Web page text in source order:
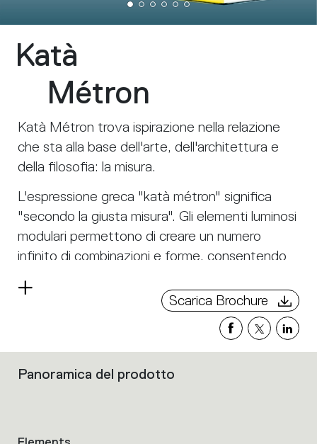
Katà
Métron
Katà Métron trova ispirazione nella relazione
che sta alla base dell'arte, dell'architettura e
della filosofia: la misura.
L'espressione greca "katà métron" significa
"secondo la giusta misura". Gli elementi luminosi
modulari permettono di creare un numero
infinito di combinazioni e forme, consentendo
agli spazi e alle esigenze delle attività che vi si
Presentato nel 2021 con la tecnologia ottica
tipi di emissione luminosa per definire sempre
Leggi
Scarica Brochure
Filtri
Panoramica del prodotto